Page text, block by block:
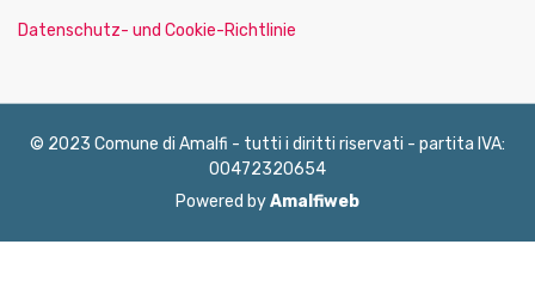
Datenschutz- und Cookie-Richtlinie
© 2023 Comune di Amalfi - tutti i diritti riservati - partita IVA:
00472320654
Powered byAmalfiweb